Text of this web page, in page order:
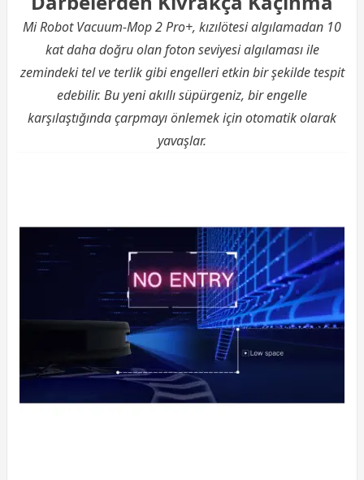
Mi Robot Vacuum-Mop 2 Pro+, kızılötesi algılamadan 10
kat daha doğru olan foton seviyesi algılaması ile
zemindeki tel ve terlik gibi engelleri etkin bir şekilde tespit
edebilir. Bu yeni akıllı süpürgeniz, bir engelle
karşılaştığında çarpmayı önlemek için otomatik olarak
yavaşlar.